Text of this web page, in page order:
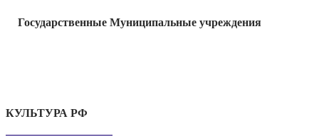
Государственные Муниципальные учреждения
КУЛЬТУРА РФ